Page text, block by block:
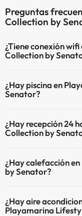
Preguntas
Collection by
¿Tiene conexión
Collection by
pago.
El Playamarina
¿Hay piscina en
Senator?
servicio puede ser de
otras instalaciones.
¿Hay recepción 24
Collection by
horas.
¿Hay calefacción
by Senator?
las zonas comunes.
¿Hay aire
Playamarina